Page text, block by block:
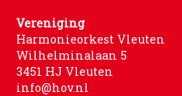
Vereniging
Harmonieorkest Vleuten
Wilhelminalaan 5
3451 HJ Vleuten
info@hov.nl